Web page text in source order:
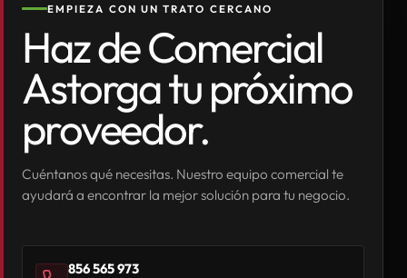
EMPIEZA CON UN TRATO CERCANO
Haz de Comercial
Astorga tu próximo
proveedor.
Cuéntanos qué necesitas. Nuestro equipo comercial te
ayudará a encontrar la mejor solución para tu negocio.
856 565 973